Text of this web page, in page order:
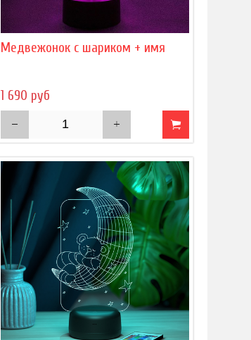
Медвежонок с шариком + имя
1 690 руб